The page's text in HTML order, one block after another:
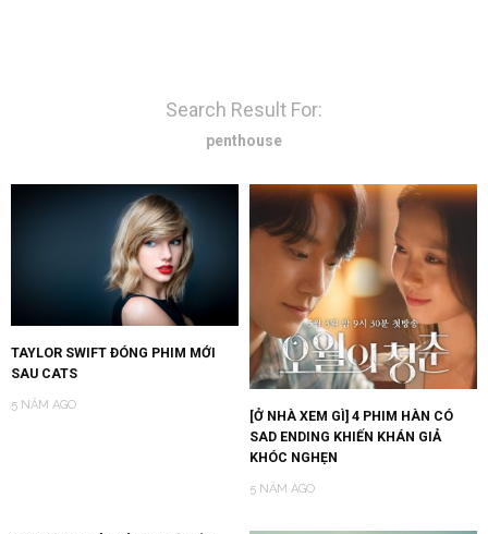
Search Result For:
penthouse
TAYLOR SWIFT ĐÓNG PHIM MỚI
SAU CATS
5 NĂM AGO
[Ở NHÀ XEM GÌ] 4 PHIM HÀN CÓ
SAD ENDING KHIẾN KHÁN GIẢ
KHÓC NGHẸN
5 NĂM AGO